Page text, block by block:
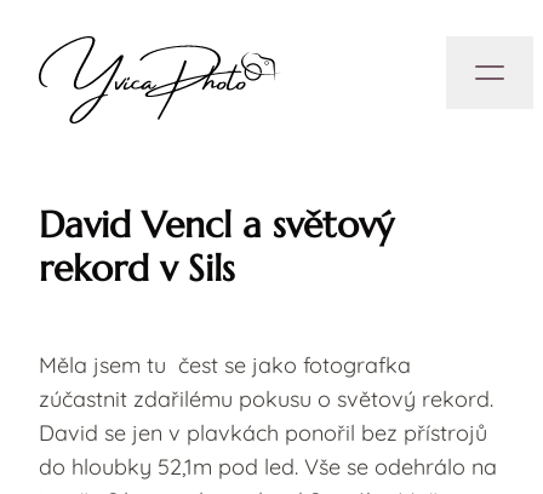
David Vencl a světový
rekord v Sils
Měla jsem tu čest se jako fotografka
zúčastnit zdařilému pokusu o světový rekord.
David se jen v plavkách ponořil bez přístrojů
do hloubky 52,1m pod led. Vše se odehrálo na